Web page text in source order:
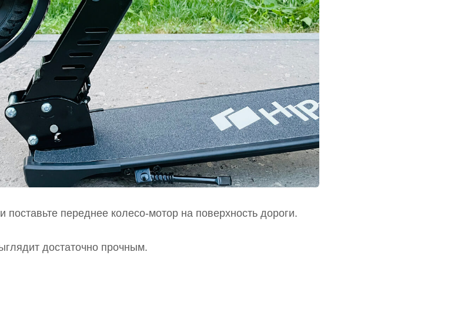
переднее колесо-мотор на поверхность дороги.
достаточно прочным.